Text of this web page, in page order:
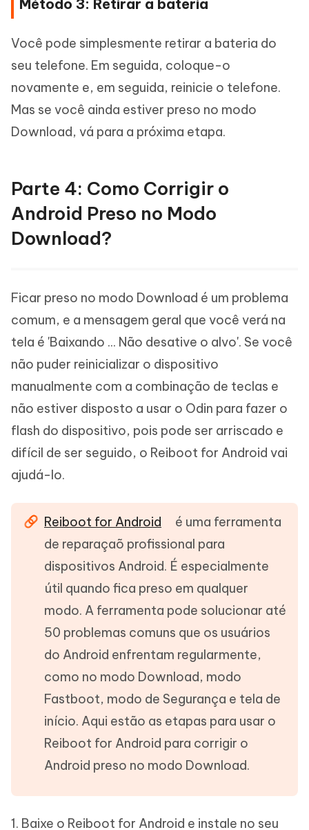
Método 3: Retirar a bateria
Você pode simplesmente retirar a bateria do
seu telefone. Em seguida, coloque-o
novamente e, em seguida, reinicie o telefone.
Mas se você ainda estiver preso no modo
Download, vá para a próxima etapa.
Parte 4: Como Corrigir o
Android Preso no Modo
Download?
Ficar preso no modo Download é um problema
comum, e a mensagem geral que você verá na
tela é 'Baixando ... Não desative o alvo'. Se você
não puder reinicializar o dispositivo
manualmente com a combinação de teclas e
não estiver disposto a usar o Odin para fazer o
flash do dispositivo, pois pode ser arriscado e
difícil de ser seguido, o Reiboot for Android vai
ajudá-lo.
Reiboot for Android
é uma ferramenta
de reparaçaõ profissional para
dispositivos Android. É especialmente
útil quando fica preso em qualquer
modo. A ferramenta pode solucionar até
50 problemas comuns que os usuários
do Android enfrentam regularmente,
como no modo Download, modo
Fastboot, modo de Segurança e tela de
início. Aqui estão as etapas para usar o
Reiboot for Android para corrigir o
Android preso no modo Download.
1. Baixe o Reiboot for Android e instale no seu